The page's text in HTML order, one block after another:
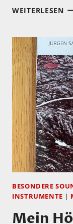
WEITERLESEN
BESONDERE
INSTRUMENTE |
Mein